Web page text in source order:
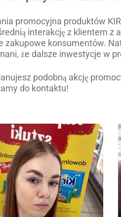
promocyjna produktów
interakcję z klientem z
zakupowe konsumentów.
że dalsze inwestycje w
podobną akcję
do kontaktu!